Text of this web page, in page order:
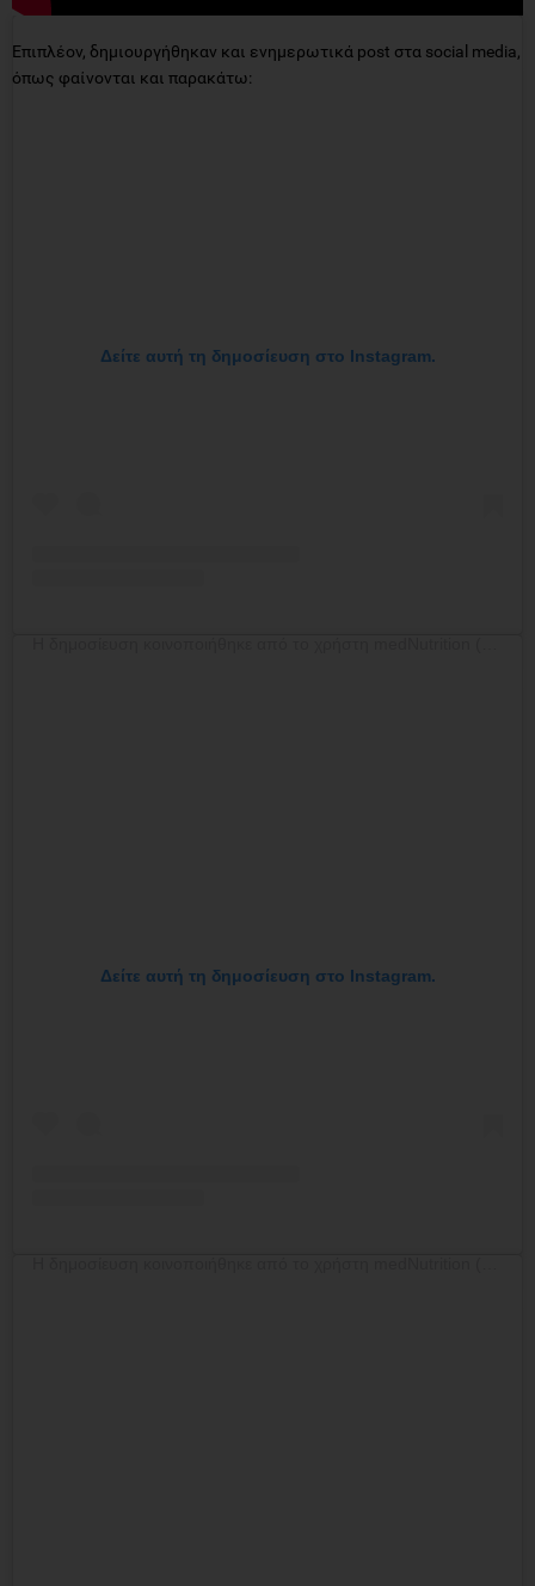
Eπιπλέον, δημιουργήθηκαν και ενημερωτικά post στα social media,
όπως φαίνονται και παρακάτω:
Δείτε αυτή τη δημοσίευση στο Instagram.
Δείτε αυτή τη δημοσίευση στο Instagram.